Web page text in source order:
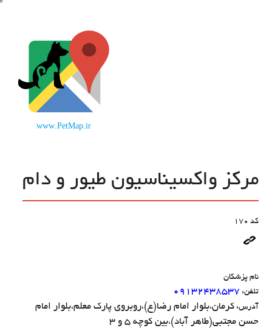
www.PetMap.ir
مرکز واکسیناسیون طیور و دام
کد 170
نام پزشکان
تلفن: ۰۹۱۳۲۴۳۸۵۳۷
آدرس:کرمان،بلوار امام رضا(ع)،روبروی پارک معلم،بلوار امام
حسن مجتبی(طاهر آباد)،بین کوچه 5 و 3